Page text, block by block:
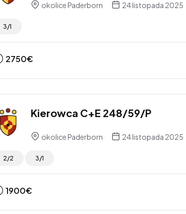
okolice Paderborn 24 listopada 2025
3/1
2750€
Kierowca C+E 248/59/P
okolice Paderborn 24 listopada 2025
2/2 3/1
1900€